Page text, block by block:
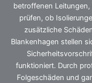
betroffenen
prüfen, ob
zusätzliche
Blankenhagen stellen
funktioniert. Durch
Folgeschäden und